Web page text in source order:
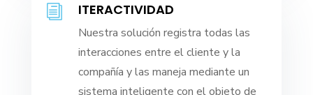
i ITERACTIVIDAD
Nuestra solución registra todas las
interacciones entre el cliente y la
compañía y las maneja mediante un
sistema inteligente con el objeto de